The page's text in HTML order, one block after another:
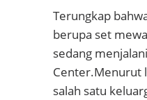
Terungkap
berupa set
sedang
Center.Menurut
salah satu